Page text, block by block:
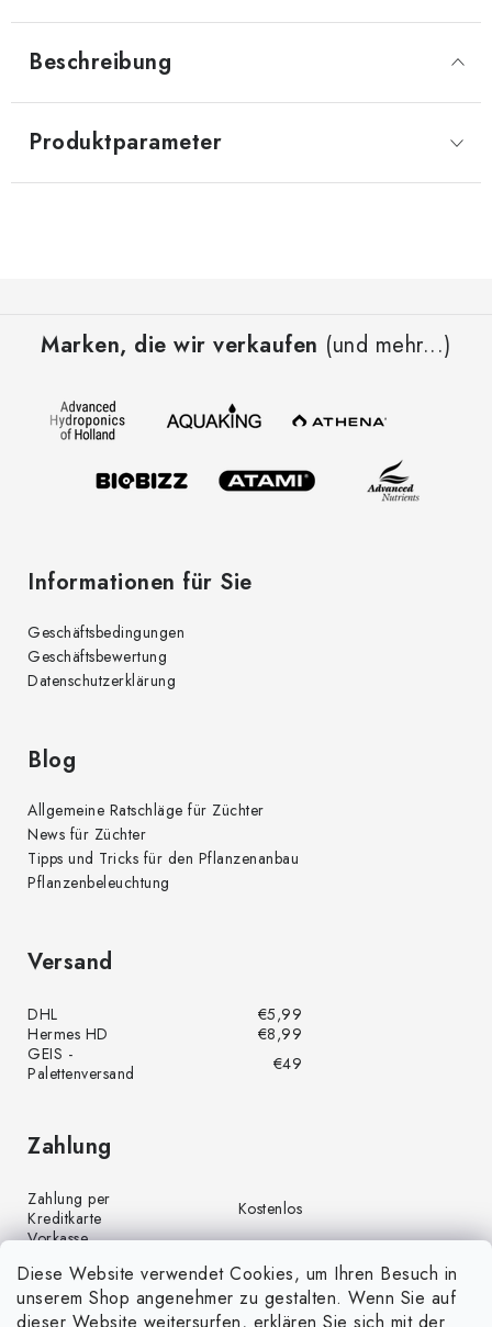
Diese Website verwendet Cookies, um Ihren Besuch in
unserem Shop angenehmer zu gestalten. Wenn Sie auf
Beschreibung
Produktparameter
Marken, die wir verkaufen (und mehr...)
Informationen für Sie
Geschäftsbedingungen
Geschäftsbewertung
Datenschutzerklärung
Blog
Allgemeine Ratschläge für Züchter
News für Züchter
Tipps und Tricks für den Pflanzenanbau
Pflanzenbeleuchtung
Versand
DHL
€5,99
Hermes HD
€8,99
GEIS -
Palettenversand
€49
Zahlung
Zahlung per
Kreditkarte
Kostenlos
Vorkasse
Zahlung per PayPal
Kostenlos
Nachnahme
€4,00